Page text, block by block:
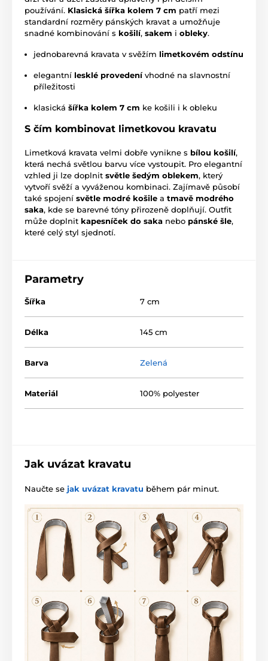
používání. Klasická šířka kolem 7 cm patří mezi
standardní rozměry pánských kravat a umožňuje
snadné kombinování s košilí, sakem i obleky.
jednobarevná kravata v svěžím limetkovém odstínu
elegantní lesklé provedenívhodné na slavnostní
příležitosti
klasická šířka kolem 7 cm ke košili i k obleku
S čím kombinovat limetkovou kravatu
Limetková kravata velmi dobře vynikne s bílou košilí,
která nechá světlou barvu více vystoupit. Pro elegantní
vzhled ji lze doplnit světle šedým oblekem, který
vytvoří svěží a vyváženou kombinaci. Zajímavě působí
také spojení světle modré košile a tmavě modrého
saka, kde se barevné tóny přirozeně doplňují. Outfit
může doplnit kapesníček do saka nebo pánské šle,
které celý styl sjednotí.
Parametry
Šířka 7 cm
Délka 145 cm
Barva Zelená
Materiál 100% polyester
Jak uvázat kravatu
Naučte se jak uvázat kravatu během pár minut.